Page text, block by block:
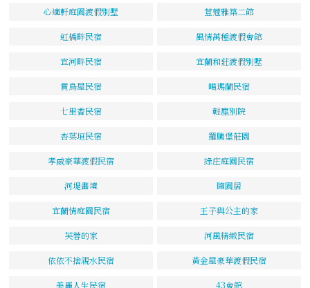
心適軒庭園渡假別墅 荳蔻雅築二館
虹橋畔民宿 風情萬種渡假會館
宜河畔民宿 宜蘭和莊渡假別墅
賞鳥屋民宿 噶瑪蘭民宿
七里香民宿 輕塵別院
杏葉垣民宿 羅騰堡莊園
孝威豪華渡假民宿 綠庄庭園民宿
河堤畫境 隨園居
宜蘭情庭園民宿 王子與公主的家
芙蓉的家 河風精緻民宿
依依不捨親水民宿 黃金屋豪華渡假民宿
美麗人生民宿 43會館